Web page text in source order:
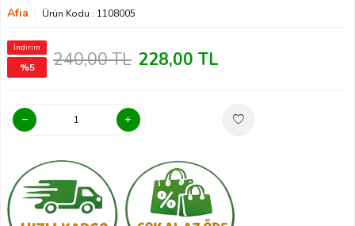
Afia Ürün Kodu : 1108005
İndirim
%5 240,00TL 228,00 TL